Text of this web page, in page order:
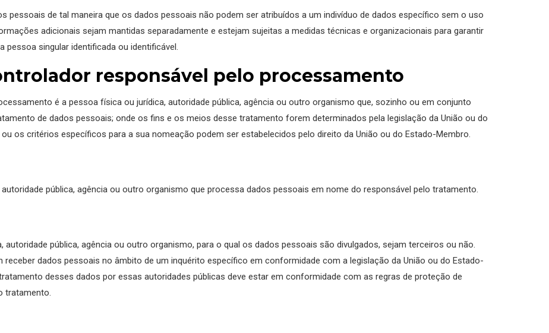
pessoais de tal maneira que os dados pessoais não podem ser atribuídos a um indivíduo de dados específico sem o uso
adicionais sejam mantidas separadamente e estejam sujeitas a medidas técnicas e organizacionais para garantir
singular identificada ou identificável.
responsável pelo processamento
é a pessoa física ou jurídica, autoridade pública, agência ou outro organismo que, sozinho ou em conjunto
de dados pessoais; onde os fins e os meios desse tratamento forem determinados pela legislação da União ou do
os critérios específicos para a sua nomeação podem ser estabelecidos pelo direito da União ou do Estado-Membro.
pública, agência ou outro organismo que processa dados pessoais em nome do responsável pelo tratamento.
autoridade pública, agência ou outro organismo, para o qual os dados pessoais são divulgados, sejam terceiros ou não.
dados pessoais no âmbito de um inquérito específico em conformidade com a legislação da União ou do Estado-
desses dados por essas autoridades públicas deve estar em conformidade com as regras de proteção de
tratamento.